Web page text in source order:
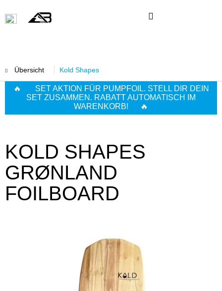
Übersicht Kold Shapes
🔥 SET AKTION FÜR PUMPFOIL. STELL DIR DEIN
SET ZUSAMMEN. RABATT AUTOMATISCH IM
WARENKORB! 🔥
KOLD SHAPES
GRØNLAND
FOILBOARD